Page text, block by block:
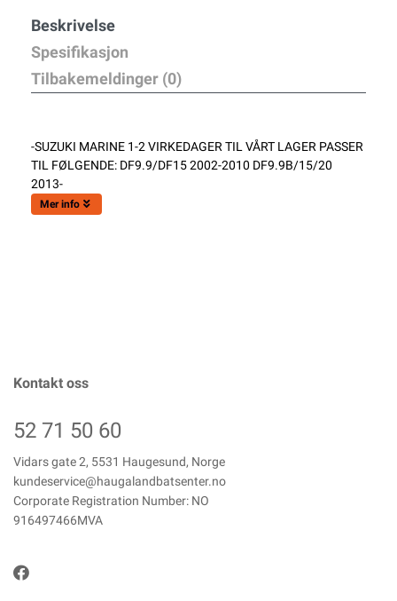
Beskrivelse
Spesifikasjon
Tilbakemeldinger (0)
-SUZUKI MARINE 1-2 VIRKEDAGER TIL VÅRT LAGER PASSER
TIL FØLGENDE: DF9.9/DF15 2002-2010 DF9.9B/15/20
2013-
Mer info
Kontakt oss
52 71 50 60
Vidars gate 2, 5531 Haugesund, Norge
kundeservice@haugalandbatsenter.no
Corporate Registration Number: NO
916497466MVA